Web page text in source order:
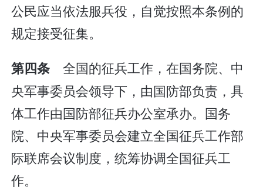
公民应当依法服兵役，自觉按照本条例的
规定接受征集。
第四条 全国的征兵工作，在国务院、中
央军事委员会领导下，由国防部负责，具
体工作由国防部征兵办公室承办。国务
院、中央军事委员会建立全国征兵工作部
际联席会议制度，统筹协调全国征兵工
作。